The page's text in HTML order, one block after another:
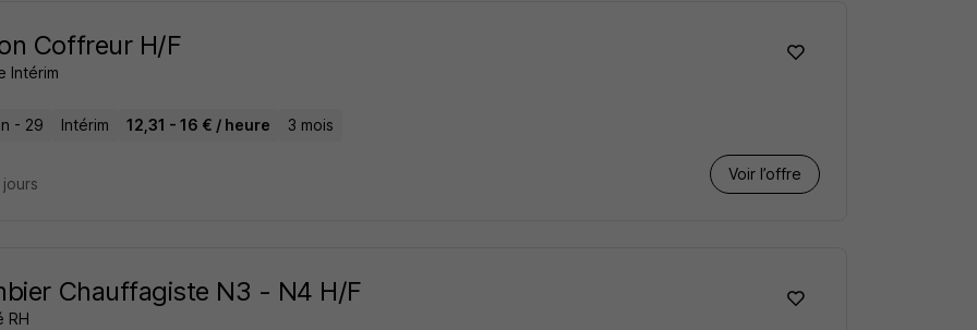
Coffreur H/F
Intérim
- 29 Intérim 12,31 - 16 € / heure 3 mois
Voir l’offre
Chauffagiste N3 - N4 H/F
RH